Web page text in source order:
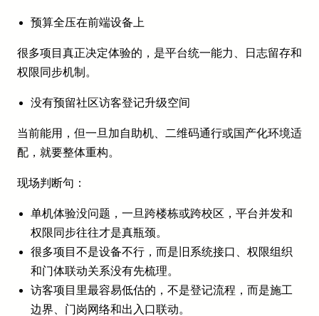
预算全压在前端设备上
很多项目真正决定体验的，是平台统一能力、日志留存和
权限同步机制。
没有预留社区访客登记升级空间
当前能用，但一旦加自助机、二维码通行或国产化环境适
配，就要整体重构。
现场判断句：
单机体验没问题，一旦跨楼栋或跨校区，平台并发和
权限同步往往才是真瓶颈。
很多项目不是设备不行，而是旧系统接口、权限组织
和门体联动关系没有先梳理。
访客项目里最容易低估的，不是登记流程，而是施工
边界、门岗网络和出入口联动。